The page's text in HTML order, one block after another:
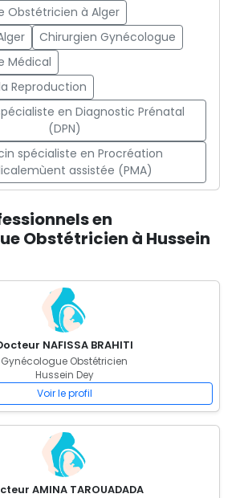
Obstétricien à Alger
Chirurgien Gynécologue
Médical
Reproduction
en Diagnostic Prénatal
(DPN)
spécialiste en Procréation
assistée (PMA)
en
Obstétricien à Hussein
NAFISSA BRAHITI
Gynécologue Obstétricien
Hussein Dey
Voir le profil
AMINA TAROUADADA